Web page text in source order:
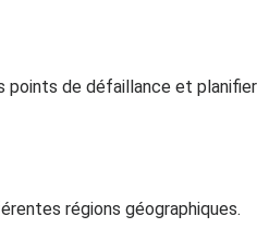
points de défaillance et
régions géographiques.